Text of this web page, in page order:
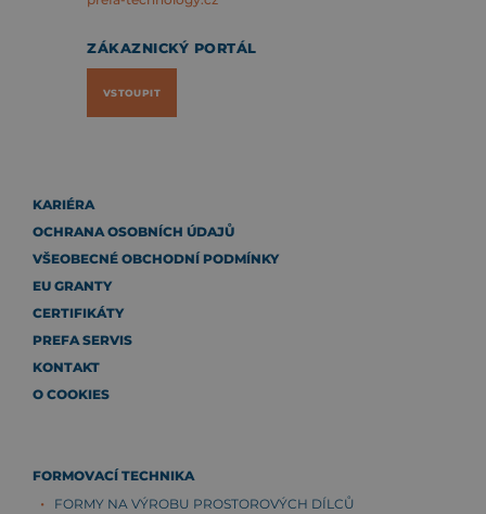
ZÁKAZNICKÝ PORTÁL
VSTOUPIT
KARIÉRA
OCHRANA OSOBNÍCH ÚDAJŮ
VŠEOBECNÉ OBCHODNÍ PODMÍNKY
EU GRANTY
CERTIFIKÁTY
PREFA SERVIS
KONTAKT
O COOKIES
FORMOVACÍ TECHNIKA
FORMY NA VÝROBU PROSTOROVÝCH DÍLCŮ